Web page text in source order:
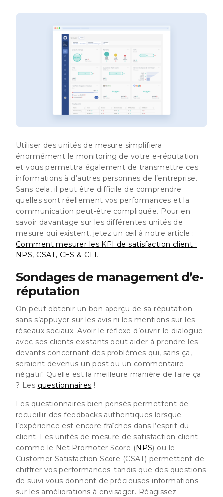
Utiliser des unités de mesure simplifiera
énormément le monitoring de votre e-réputation
et vous permettra également de transmettre ces
informations à d’autres personnes de l’entreprise.
Sans cela, il peut être difficile de comprendre
quelles sont réellement vos performances et la
communication peut-être compliquée. Pour en
savoir davantage sur les différentes unités de
mesure qui existent, jetez un œil à notre article :
Comment mesurer les KPI de satisfaction client :
NPS, CSAT, CES & CLI.
Sondages de management d’e-
réputation
On peut obtenir un bon aperçu de sa réputation
sans s’appuyer sur les avis ni les mentions sur les
réseaux sociaux. Avoir le réflexe d’ouvrir le dialogue
avec ses clients existants peut aider à prendre les
devants concernant des problèmes qui, sans ça,
seraient devenus un post ou un commentaire
négatif. Quelle est la meilleure manière de faire ça
? Les questionnaires !
Les questionnaires bien pensés permettent de
recueillir des feedbacks authentiques lorsque
l’expérience est encore fraîches dans l’esprit du
client. Les unités de mesure de satisfaction client
comme le Net Promoter Score (NPS) ou le
Customer Satisfaction Score (CSAT) permettent de
chiffrer vos performances, tandis que des questions
de suivi vous donnent de précieuses informations
sur les améliorations à envisager. Réagissez